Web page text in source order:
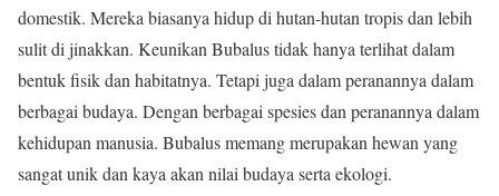
domestik. Mereka biasanya hidup di hutan-hutan tropis dan lebih
sulit di jinakkan. Keunikan Bubalus tidak hanya terlihat dalam
bentuk fisik dan habitatnya. Tetapi juga dalam peranannya dalam
berbagai budaya. Dengan berbagai spesies dan peranannya dalam
kehidupan manusia. Bubalus memang merupakan hewan yang
sangat unik dan kaya akan nilai budaya serta ekologi.